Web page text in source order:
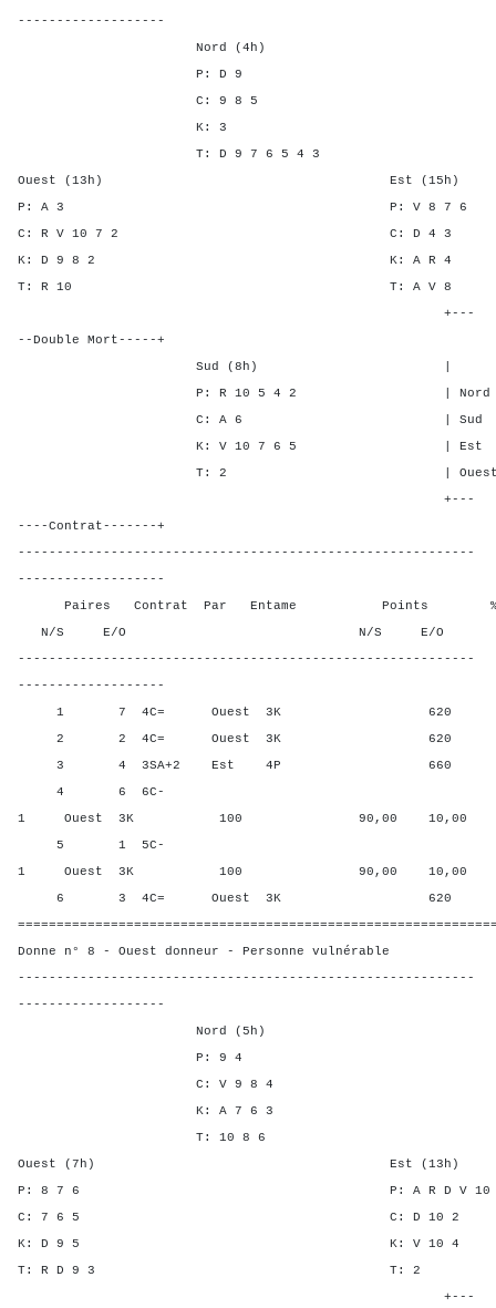
-------------------
Nord (4h)
P: D 9
C: 9 8 5
K: 3
T: D 9 7 6 5 4 3
Ouest (13h) Est (15h)
P: A 3 P: V 8
C: R V 10 7 2 C: D
K: D 9 8 2 K: A
T: R 10 T: A
+---
--Double Mort-----+
Sud (8h) | SA P C
P: R 10 5 4 2 | Nord -
C: A 6 | Sud - -
K: V 10 7 6 5 | Est 5 2
T: 2 | Ouest 5 2 5
+---
----Contrat-------+
-----------------------------------------------------------
-------------------
Paires Contrat Par Entame Points %
N/S E/O N/S E/O N/
-----------------------------------------------------------
-------------------
1 7 4C= Ouest 3K 620
2 2 4C= Ouest 3K 620
3 4 3SA+2 Est 4P 660 0,00
4 6 6C-
1 Ouest 3K 100 90,00 10,00
5 1 5C-
1 Ouest 3K 100 90,00 10,00
6 3 4C= Ouest 3K 620
Donne n° 8 - Ouest donneur - Personne vulnérable
-----------------------------------------------------------
-------------------
Nord (5h)
P: 9 4
C: V 9 8 4
K: A 7 6 3
T: 10 8 6
Ouest (7h) Est (13h)
P: 8 7 6 P: A R D V
C: 7 6 5 C: D
K: D 9 5 K: V
T: R D 9 3
+---